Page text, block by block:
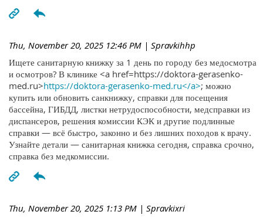
Thu, November 20, 2025 12:46 PM | Spravkihhp
Ищете санитарную книжку за 1 день по городу без медосмотра
и осмотров? В клинике <a href=https://doktora-gerasenko-
med.ru>https://doktora-gerasenko-med.ru</a>; можно
купить или обновить санкнижку, справки для посещения
бассейна, ГИБДД, листки нетрудоспособности, медсправки из
диспансеров, решения комиссии КЭК и другие подлинные
справки — всё быстро, законно и без лишних походов к врачу.
Узнайте детали — санитарная книжка сегодня, справка срочно,
справка без медкомиссии.
Thu, November 20, 2025 1:13 PM | Spravkixri